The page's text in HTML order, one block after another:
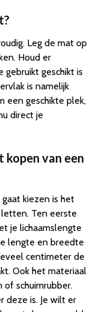
Leg de mat op
Houd er
geschikt is
is namelijk
een geschikte plek,
direct je
van een
kiezen is het
Ten eerste
je lichaamslengte
lengte en breedte
centimeter de
Ook het materiaal
of schuimrubber.
deze is. Je wilt er